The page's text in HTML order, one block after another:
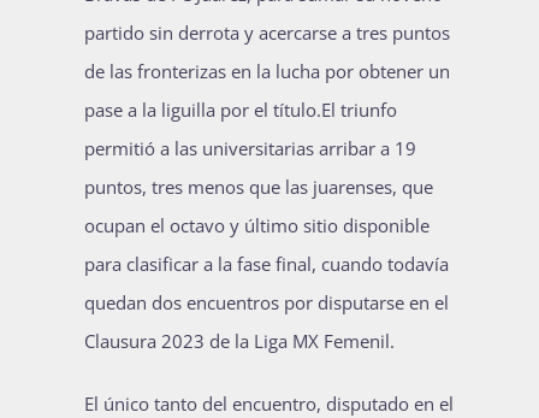
Súmate
Publicaciones
Bienvenida generación 2027-1
partido sin derrota y acercarse a tres puntos
de las fronterizas en la lucha por obtener un
pase a la liguilla por el título.El triunfo
permitió a las universitarias arribar a 19
puntos, tres menos que las juarenses, que
ocupan el octavo y último sitio disponible
para clasificar a la fase final, cuando todavía
quedan dos encuentros por disputarse en el
Clausura 2023 de la Liga MX Femenil.
El único tanto del encuentro, disputado en el